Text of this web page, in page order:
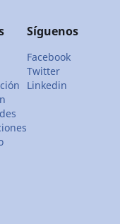
Síguenos
Facebook
Twitter
Linkedin